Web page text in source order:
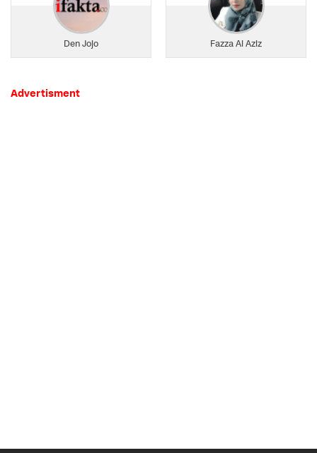
Den Jojo Fazza Al Aziz
Advertisment